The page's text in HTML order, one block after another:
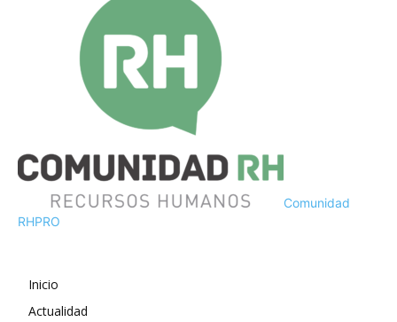
Comunidad
RHPRO
Inicio
Actualidad